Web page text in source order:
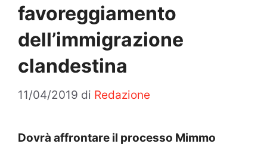
favoreggiamento
dell’immigrazione
clandestina
11/04/2019 di Redazione
Dovrà affrontare il processo Mimmo